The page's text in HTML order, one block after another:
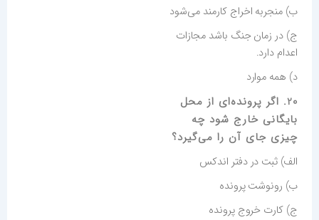
ب) منجربه اخراج کارمند می‌شود
ج) در زمان جنگ باشد مجازات
اعدام دارد.
د) همه موارد
20. اگر پرونده‌ای از محل
بایگانی خارج شود چه
چیزی جای آن را می‌گیرد؟
الف) ثبت در دفتر اندکس
ب) رونوشت پرونده
ج) کارت خروج پرونده